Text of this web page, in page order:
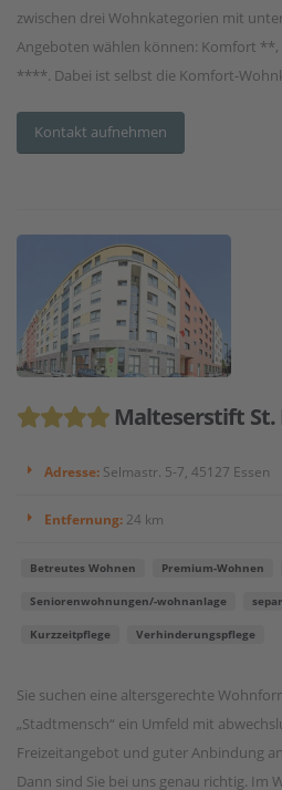
zwischen drei Wohnkategorien mit
Angeboten wählen können: Komfort
****. Dabei ist selbst die Komfort-
Kontakt aufnehmen
Malteserstift St.
Adresse: Selmastr. 5-7, 45127 Essen
Entfernung: 24 km
Betreutes Wohnen Premium-Wohnen
Seniorenwohnungen/-wohnanlage
Kurzzeitpflege Verhinderungspflege
Sie suchen eine altersgerechte
„Stadtmensch“ ein Umfeld mit
Freizeitangebot und guter Anbindung
Dann sind Sie bei uns genau richtig. Im